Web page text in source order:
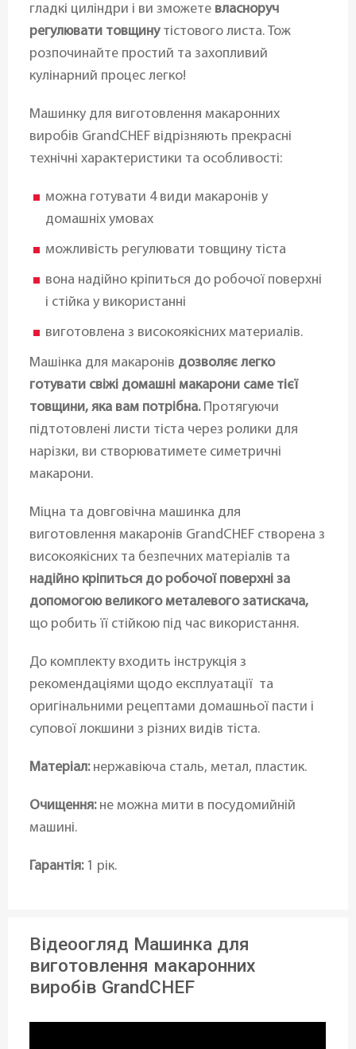
гладкі циліндри і ви зможете власноруч
регулювати товщинутістового листа. Тож
розпочинайте простий та захопливий
кулінарний процес легко!
Машинку для виготовлення макаронних
виробів GrandCHEF відрізняють прекрасні
технічні характеристики та особливості:
можна готувати 4 види макаронів у
домашніх умовах
можливість регулювати товщину тіста
вона надійно кріпиться до робочої поверхні
і стійка у використанні
виготовлена з високоякісних материалів.
Машінка для макаронів дозволяє легко
готувати свіжі домашні макарони саме тієї
товщини, яка вам потрібна. Протягуючи
підтотовлені листи тіста через ролики для
нарізки, ви створюватимете симетричні
макарони.
Міцна та довговічна машинка для
виготовлення макаронів GrandCHEF створена з
високоякісних та безпечних матеріалів та
надійно кріпиться до робочої поверхні за
допомогою великого металевого затискача,
що робить її стійкою під час використання.
До комплекту входить інструкція з
рекомендаціями щодо експлуатації та
оригінальними рецептами домашньої пасти і
супової локшини з різних видів тіста.
Матеріал:нержавіюча сталь, метал, пластик.
Очищення:не можна мити в посудомийній
машині.
Гарантія: 1 рік.
Відеоогляд Машинка для
виготовлення макаронних
виробів GrandCHEF